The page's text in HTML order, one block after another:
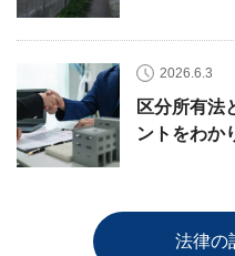
2026.6.3
区分所有法
ントをわか
法律の